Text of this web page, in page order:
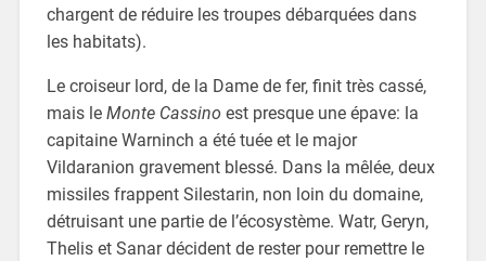
chargent de réduire les troupes débarquées dans
les habitats).
Le croiseur lord, de la Dame de fer, finit très cassé,
mais le Monte Cassino est presque une épave: la
capitaine Warninch a été tuée et le major
Vildaranion gravement blessé. Dans la mêlée, deux
missiles frappent Silestarin, non loin du domaine,
détruisant une partie de l’écosystème. Watr, Geryn,
Thelis et Sanar décident de rester pour remettre le